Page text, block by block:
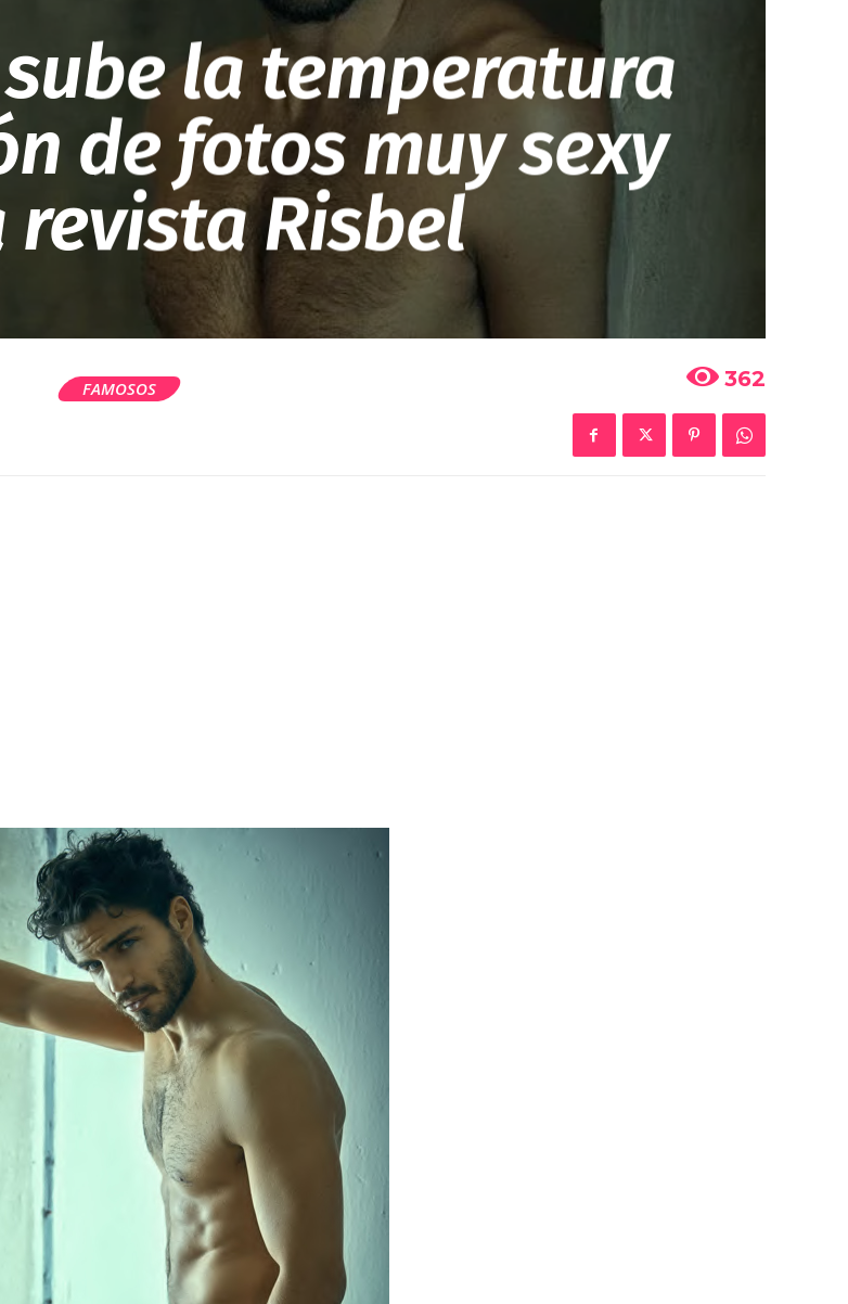
la temperatura
de fotos muy sexy
Risbel
FAMOSOS 362